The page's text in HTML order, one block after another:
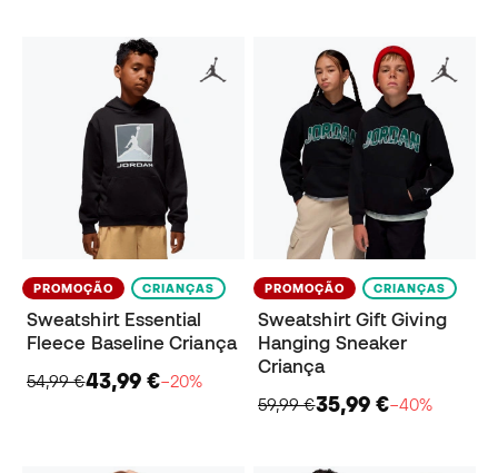
PROMOÇÃO CRIANÇAS
Sweatshirt Essential
Fleece Baseline Criança
54,99 €43,99 €−20%
PROMOÇÃO CRIANÇAS
Sweatshirt Gift Giving
Hanging Sneaker
Criança
59,99 €35,99 €−40%